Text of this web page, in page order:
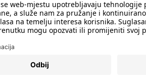
obavijesti o svim trendovima i